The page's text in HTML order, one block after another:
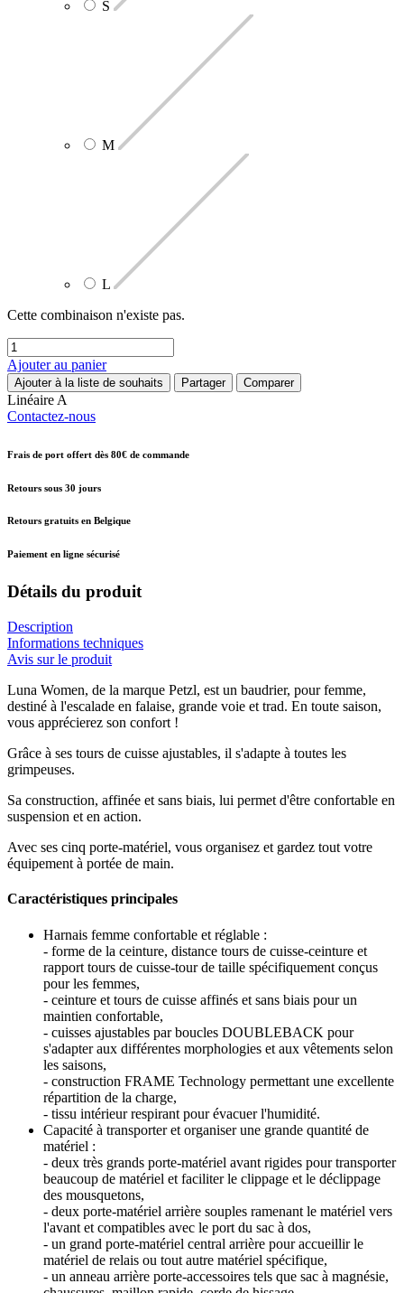
S
M
L
Cette combinaison n'existe pas.
Ajouter au panier
Ajouter à la liste de souhaits Partager Comparer
Linéaire A
Contactez-nous
Frais de port offert dès 80€ de commande
Retours sous 30 jours
Retours gratuits en Belgique
Paiement en ligne sécurisé
Détails du produit
Description
Informations techniques
Avis sur le produit
Luna Women, de la marque Petzl, est un baudrier, pour femme,
destiné à l'escalade en falaise, grande voie et trad. En toute saison,
vous apprécierez son confort !
Grâce à ses tours de cuisse ajustables, il s'adapte à toutes les
grimpeuses.
Sa construction, affinée et sans biais, lui permet d'être confortable en
suspension et en action.
Avec ses cinq porte-matériel, vous organisez et gardez tout votre
équipement à portée de main.
Caractéristiques principales
Harnais femme confortable et réglable :
- forme de la ceinture, distance tours de cuisse-ceinture et
rapport tours de cuisse-tour de taille spécifiquement conçus
pour les femmes,
- ceinture et tours de cuisse affinés et sans biais pour un
maintien confortable,
- cuisses ajustables par boucles DOUBLEBACK pour
s'adapter aux différentes morphologies et aux vêtements selon
les saisons,
- construction FRAME Technology permettant une excellente
répartition de la charge,
- tissu intérieur respirant pour évacuer l'humidité.
Capacité à transporter et organiser une grande quantité de
matériel :
- deux très grands porte-matériel avant rigides pour transporter
beaucoup de matériel et faciliter le clippage et le déclippage
des mousquetons,
- deux porte-matériel arrière souples ramenant le matériel vers
l'avant et compatibles avec le port du sac à dos,
- un grand porte-matériel central arrière pour accueillir le
matériel de relais ou tout autre matériel spécifique,
- un anneau arrière porte-accessoires tels que sac à magnésie,